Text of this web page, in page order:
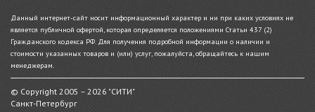
Данный интернет-сайт носит информационный характер и ни при каких условиях не
является публичной офертой, которая определяется положениями Статьи 437 (2)
Гражданского кодекса РФ. Для получения подробной информации о наличии и
стоимости указанных товаров и (или) услуг, пожалуйста, обращайтесь к нашим
менеджерам.
© Copyright 2005 – 2026 "СИТИ"
Санкт-Петербург